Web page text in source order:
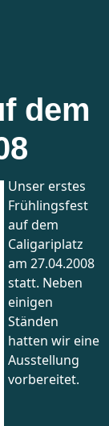
dem
Unser erstes
Frühlingsfest
auf dem
Caligariplatz
am 27.04.2008
statt. Neben
einigen
Ständen
hatten wir eine
Ausstellung
vorbereitet.